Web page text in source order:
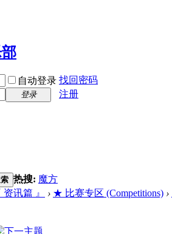
自动登录 找回密码
登录
注册
热搜: 魔方
资讯篇 』 › ★ 比赛专区 (Competitions) ›